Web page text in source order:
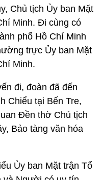
Chủ tịch Ủy ban Mặt
Minh. Đi cùng có
phố Hồ Chí Minh
trực Ủy ban Mặt
Minh.
đi, đoàn đã đến
Chiểu tại Bến Tre,
Đền thờ Chủ tịch
Bảo tàng văn hóa
Ủy ban Mặt trận Tổ